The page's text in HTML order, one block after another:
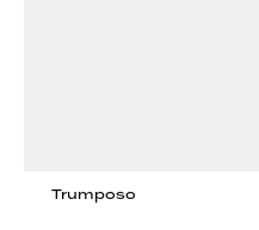
Trumposo